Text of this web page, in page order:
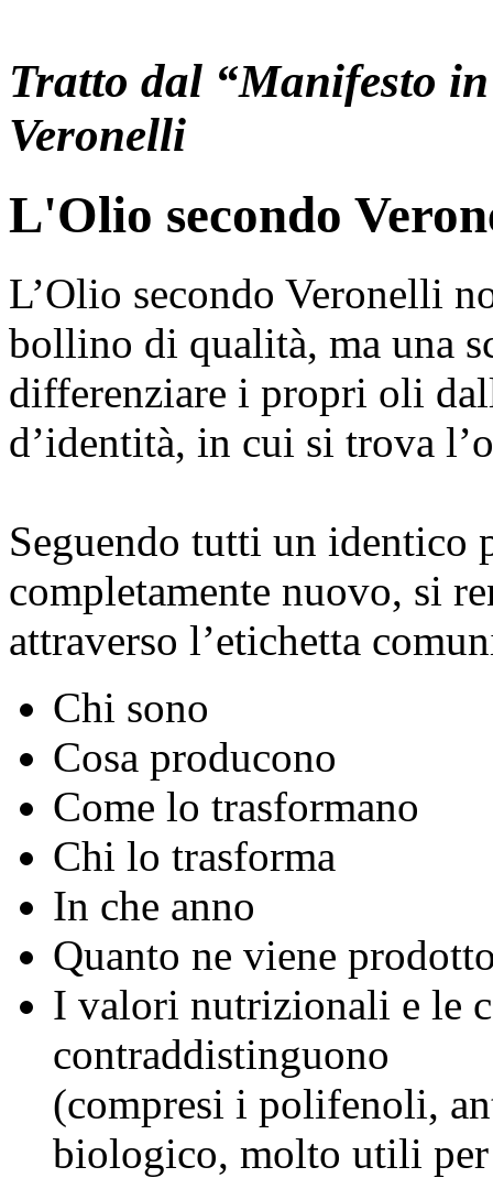
Tratto dal “Manifesto
Veronelli
L'Olio secondo
L’Olio secondo Veronelli
bollino di qualità, ma una
differenziare i propri oli
d’identità, in cui si trova
Seguendo tutti un identico
completamente nuovo, si
attraverso l’etichetta
Chi sono
Cosa producono
Come lo trasformano
Chi lo trasforma
In che anno
Quanto ne viene
I valori nutrizionali e le
contraddistinguono
(compresi i polifenoli,
biologico, molto utili per